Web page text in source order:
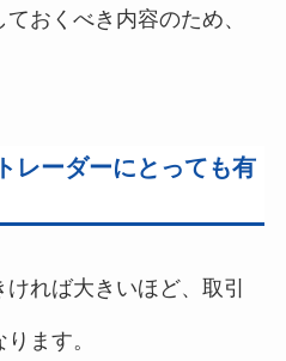
おくべき内容のため、
レーダーにとっても有
れば大きいほど、取引
ます。